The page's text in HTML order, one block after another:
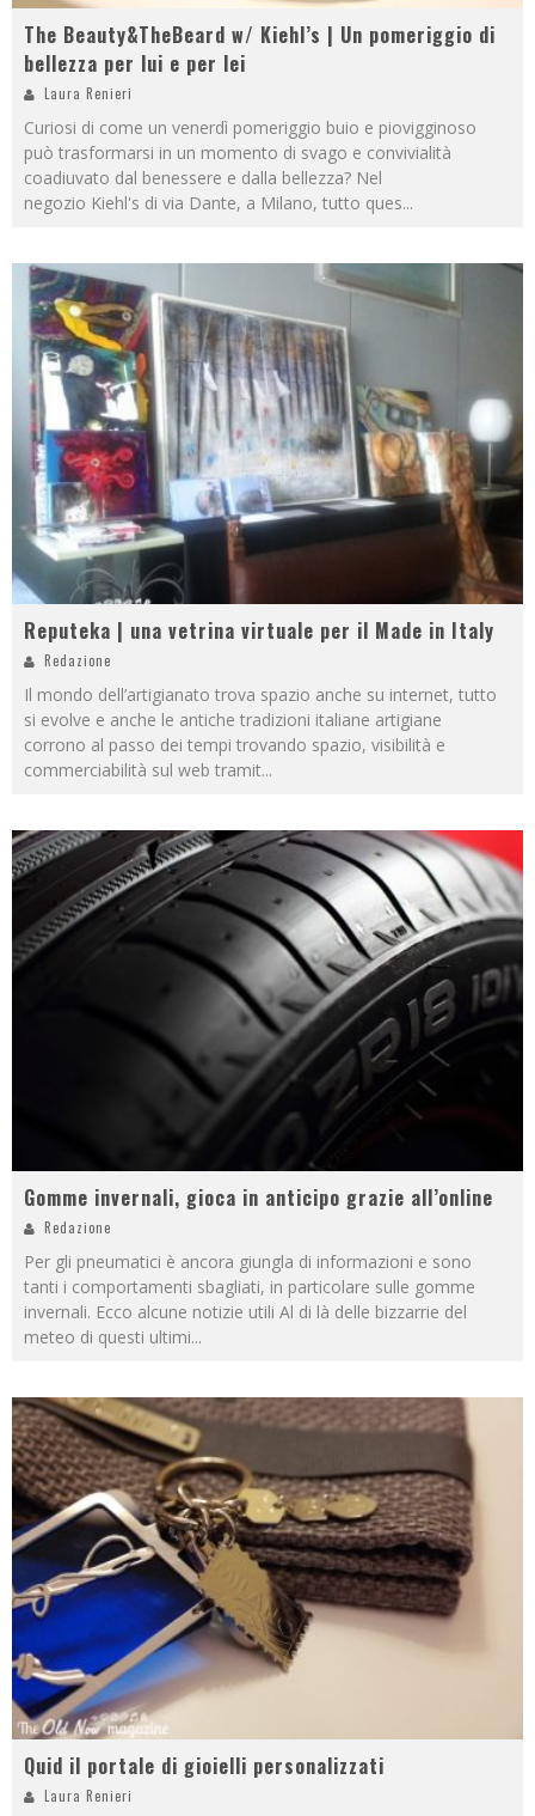
The Beauty&TheBeard w/ Kiehl’s | Un pomeriggio di
bellezza per lui e per lei
Laura Renieri
Curiosi di come un venerdì pomeriggio buio e piovigginoso
può trasformarsi in un momento di svago e convivialità
coadiuvato dal benessere e dalla bellezza? Nel
negozio Kiehl's di via Dante, a Milano, tutto ques...
Reputeka | una vetrina virtuale per il Made in Italy
Redazione
Il mondo dell’artigianato trova spazio anche su internet, tutto
si evolve e anche le antiche tradizioni italiane artigiane
corrono al passo dei tempi trovando spazio, visibilità e
commerciabilità sul web tramit...
Gomme invernali, gioca in anticipo grazie all’online
Redazione
Per gli pneumatici è ancora giungla di informazioni e sono
tanti i comportamenti sbagliati, in particolare sulle gomme
invernali. Ecco alcune notizie utili Al di là delle bizzarrie del
meteo di questi ultimi...
Quid il portale di gioielli personalizzati
Laura Renieri